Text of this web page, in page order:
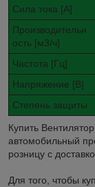
Сила тока [A]
Производительн
ость [м3/ч]
Частота [Гц]
Напряжение [В]
Степень защиты
Купить
автомобильный
розницу с
Для того, чтобы